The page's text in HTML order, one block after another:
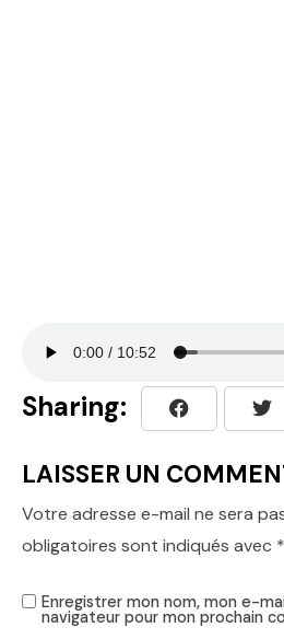
Sharing:
LAISSER UN
Votre adresse e-mail ne sera
obligatoires sont indiqués avec *
Enregistrer mon nom, mon e-
navigateur pour mon prochain